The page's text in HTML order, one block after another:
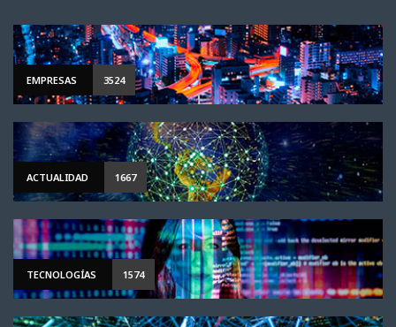
EMPRESAS 3524
ACTUALIDAD 1667
TECNOLOGÍAS 1574